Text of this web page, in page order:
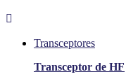

Transceptores
Transceptor de HF